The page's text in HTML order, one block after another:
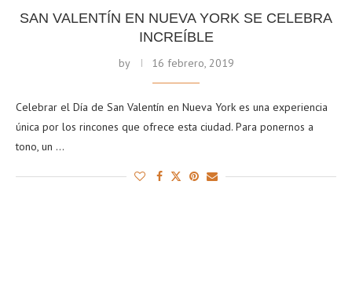
SAN VALENTÍN EN NUEVA YORK SE CELEBRA
INCREÍBLE
by 16 febrero, 2019
Celebrar el Día de San Valentín en Nueva York es una experiencia
única por los rincones que ofrece esta ciudad. Para ponernos a
tono, un …